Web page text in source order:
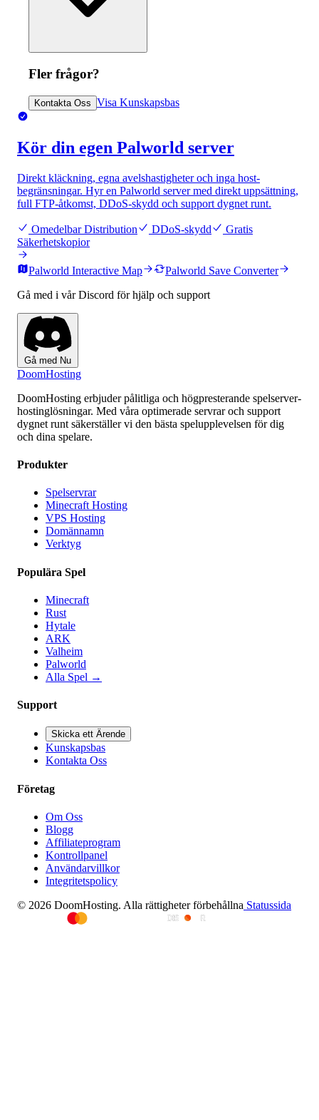
Fler frågor?
Kontakta Oss Visa Kunskapsbas
Kör din egen Palworld server
Direkt kläckning, egna avelshastigheter och inga host-
begränsningar. Hyr en Palworld server med direkt uppsättning,
full FTP-åtkomst, DDoS-skydd och support dygnet runt.
Omedelbar Distribution DDoS-skydd
Gratis
Säkerhetskopior
Palworld Interactive Map
Palworld Save Converter
Gå med i vår Discord för hjälp och support
Gå med Nu
DoomHosting
DoomHosting erbjuder pålitliga och högpresterande spelserver-
hostinglösningar. Med våra optimerade servrar och support
dygnet runt säkerställer vi den bästa spelupplevelsen för dig
och dina spelare.
Produkter
Spelservrar
Minecraft Hosting
VPS Hosting
Domännamn
Verktyg
Populära Spel
Minecraft
Rust
Hytale
ARK
Valheim
Palworld
Alla Spel →
Support
Skicka ett Ärende
Kunskapsbas
Kontakta Oss
Företag
Om Oss
Blogg
Affiliateprogram
Kontrollpanel
Användarvillkor
Integritetspolicy
© 2026 DoomHosting. Alla rättigheter förbehållna Statussida